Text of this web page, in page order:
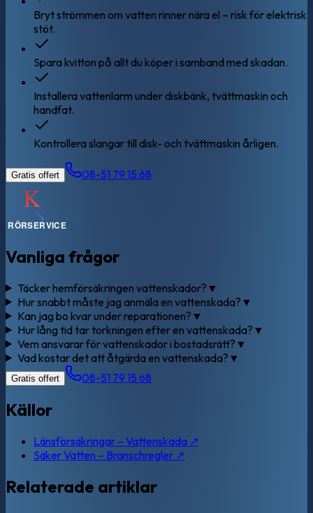
Bryt strömmen om vatten rinner nära el – risk för elektrisk
stöt.
Spara kvitton på allt du köper i samband med skadan.
Installera vattenlarm under diskbänk, tvättmaskin och
handfat.
Kontrollera slangar till disk- och tvättmaskin årligen.
Gratis offert 08-51 79 15 68
Vanliga frågor
Täcker hemförsäkringen vattenskador? ▼
Hur snabbt måste jag anmäla en vattenskada? ▼
Kan jag bo kvar under reparationen? ▼
Hur lång tid tar torkningen efter en vattenskada? ▼
Vem ansvarar för vattenskador i bostadsrätt? ▼
Vad kostar det att åtgärda en vattenskada? ▼
Gratis offert 08-51 79 15 68
Källor
Länsförsäkringar – Vattenskada ↗
Säker Vatten – Branschregler ↗
Relaterade artiklar